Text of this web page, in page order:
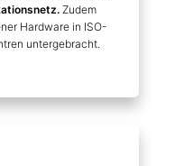
Zudem
Hardware in ISO-
untergebracht.